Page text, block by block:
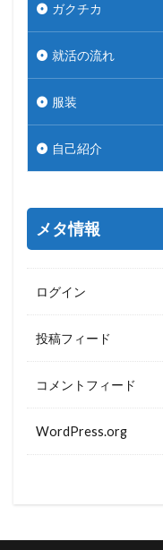
ガクチカ
就活の流れ
服装
自己紹介
メタ情報
ログイン
投稿フィード
コメントフィード
WordPress.org